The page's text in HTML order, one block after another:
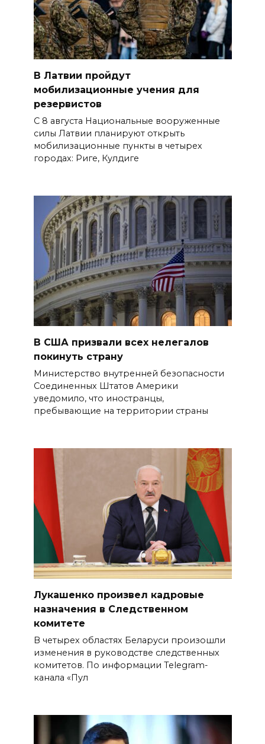
В Латвии пройдут
мобилизационные учения для
резервистов
С 8 августа Национальные вооруженные
силы Латвии планируют открыть
мобилизационные пункты в четырех
городах: Риге, Кулдиге
В США призвали всех нелегалов
покинуть страну
Министерство внутренней безопасности
Соединенных Штатов Америки
уведомило, что иностранцы,
пребывающие на территории страны
Лукашенко произвел кадровые
назначения в Следственном
комитете
В четырех областях Беларуси произошли
изменения в руководстве следственных
комитетов. По информации Telegram-
канала «Пул